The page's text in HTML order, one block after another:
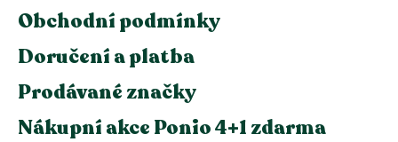
Obchodní podmínky
Doručení a platba
Prodávané značky
Nákupní akce Ponio 4+1 zdarma